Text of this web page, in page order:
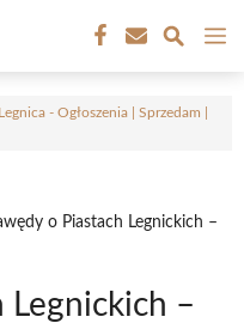
Legnica - Ogłoszenia | Sprzedam |
o Piastach Legnickich –
Legnickich –